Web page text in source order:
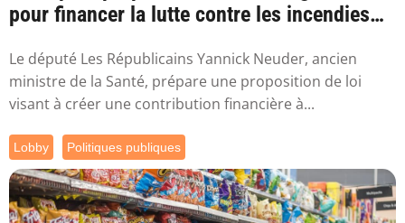
pour financer la lutte contre les incendies
Le député Les Républicains Yannick Neuder, ancien
ministre de la Santé, prépare une proposition de loi
visant à créer une contribution financière à...
Lobby Politiques publiques